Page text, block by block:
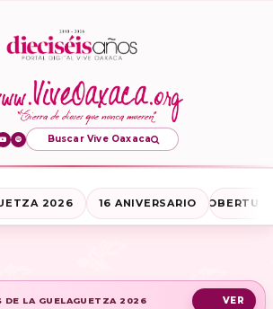
Buscar Vive Oaxaca
2026 16 ANIVERSARIO
DE LA GUELAGUETZA 2026